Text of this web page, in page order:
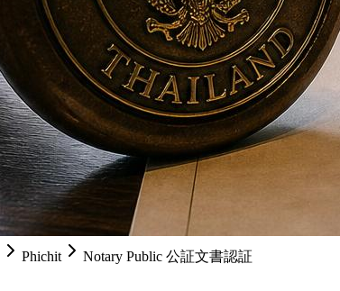
Phichit
Notary Public 公証文書認証